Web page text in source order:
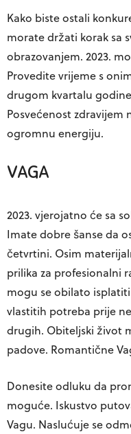
Kako biste ostali
morate držati korak sa
obrazovanjem. 2023.
Provedite vrijeme s
drugom kvartalu
Posvećenost
ogromnu energiju.
VAGA
2023. vjerojatno će sa
Imate dobre šanse da
četvrtini. Osim
prilika za profesionalni
mogu se obilato
vlastitih potreba prije
drugih. Obiteljski život
padove. Romantične
Donesite odluku da
moguće. Iskustvo
Vagu. Naslućuje se